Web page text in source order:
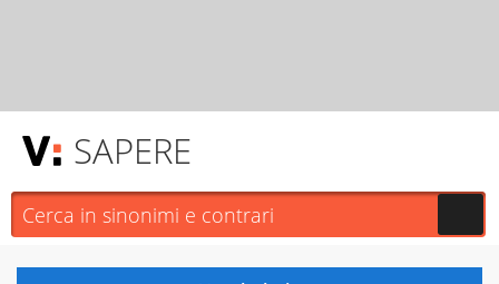
SAPERE